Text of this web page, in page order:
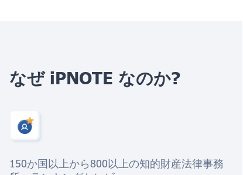
なぜ iPNOTE なのか?
150か国以上から800以上の知的財産法律事務